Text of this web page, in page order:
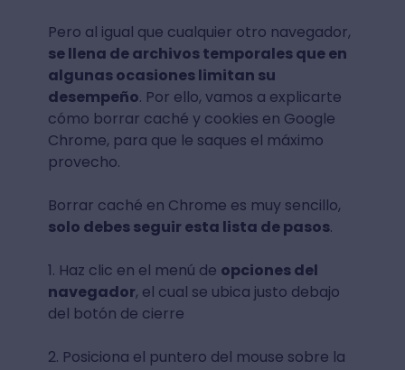
Pero al igual que cualquier otro navegador,
se llena de archivos temporales que en
algunas ocasiones limitan su
desempeño. Por ello, vamos a explicarte
cómo borrar caché y cookies en Google
Chrome, para que le saques el máximo
provecho.
Borrar caché en Chrome es muy sencillo,
solo debes seguir esta lista de pasos.
1. Haz clic en el menú de opciones del
navegador, el cual se ubica justo debajo
del botón de cierre
2. Posiciona el puntero del mouse sobre la